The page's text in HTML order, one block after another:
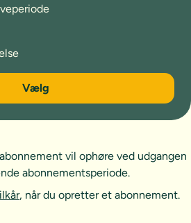
Vælg
vil ophøre ved udgangen
abonnementsperiode.
, når du opretter et abonnement.
kontakt